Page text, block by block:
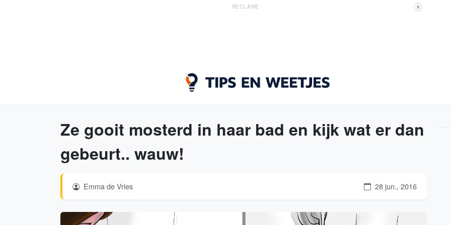
RECLAME X
Ze gooit mosterd in haar bad en kijk wat er dan
gebeurt.. wauw!
Emma de Vries 28 jun., 2016